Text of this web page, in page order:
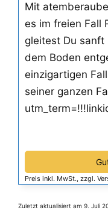
Mit
es im freien Fall
gleitest Du sanft
dem Boden
einzigartigen
seiner ganzen
Preis inkl. MwSt., zzgl.
Zuletzt aktualisiert am 9. Juli